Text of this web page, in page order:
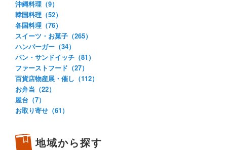
沖縄料理（9）
韓国料理（52）
各国料理（76）
スイーツ・お菓子（265）
ハンバーガー（34）
パン・サンドイッチ（81）
ファーストフード（27）
百貨店物産展・催し（112）
お弁当（22）
屋台（7）
お取り寄せ（61）
地域から探す